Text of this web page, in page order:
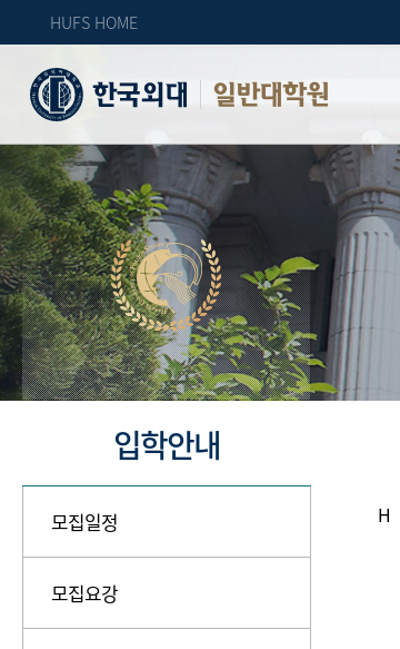
HUFS HOME
일반대학원
입학안내
모집일정
모집요강
H